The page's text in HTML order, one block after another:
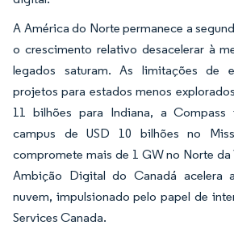
A América do Norte permanece a
o crescimento relativo desacelerar à
legados saturam. As limitações de
projetos para estados menos
11 bilhões para Indiana, a
campus de USD 10 bilhões no
compromete mais de 1 GW no Norte
Ambição Digital do Canadá acelera
nuvem, impulsionado pelo papel de
Services Canada.